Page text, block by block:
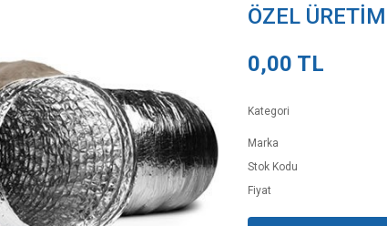
ÖZEL ÜRETİM
0,00 TL
Kategori
Marka
Stok Kodu
Fiyat